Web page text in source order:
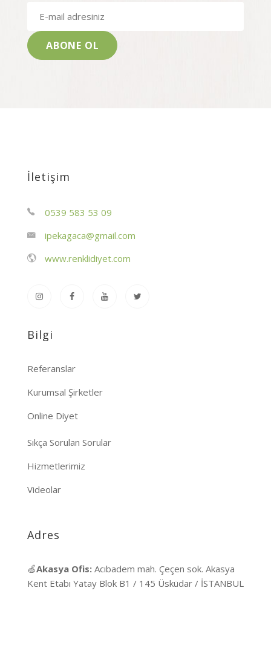
İletişim
0539 583 53 09
ipekagaca@gmail.com
www.renklidiyet.com
Bilgi
Referanslar
Kurumsal Şirketler
Online Diyet
Sıkça Sorulan Sorular
Hizmetlerimiz
Videolar
Adres
🍏Akasya Ofis: Acıbadem mah. Çeçen sok. Akasya
Kent Etabı Yatay Blok B1 / 145 Üsküdar / İSTANBUL